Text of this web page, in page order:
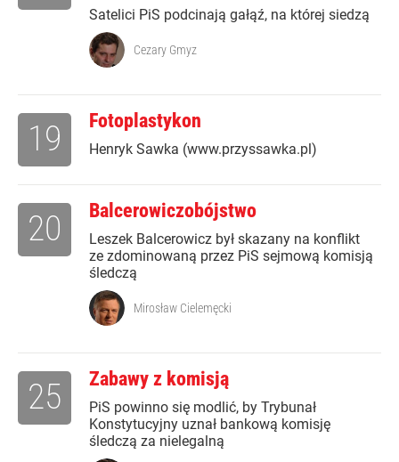
Satelici PiS podcinają gałąź, na której siedzą
Cezary Gmyz
Fotoplastykon
Henryk Sawka (www.przyssawka.pl)
19
Balcerowiczobójstwo
Leszek Balcerowicz był skazany na konflikt
ze zdominowaną przez PiS sejmową komisją
śledczą
20
Mirosław Cielemęcki
Zabawy z komisją
PiS powinno się modlić, by Trybunał
Konstytucyjny uznał bankową komisję
śledczą za nielegalną
25